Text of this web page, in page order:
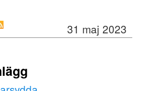
31 maj 2023